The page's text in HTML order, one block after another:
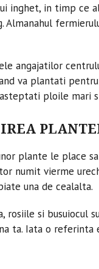
inghet, in timp ce
Almanahul
angajatilor
va plantati
asteptati ploile mari
plante le place
numit vierme
una de cealalta.
rosiile si busuiocul
ta. Iata o